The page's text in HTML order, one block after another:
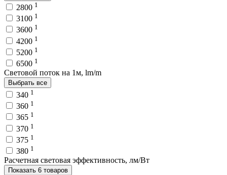
2800 1
3100 1
3600 1
4200 1
5200 1
6500 1
Световой поток на 1м, lm/m
Выбрать все
340 1
360 1
365 1
370 1
375 1
380 1
Расчетная световая эффективность, лм/Вт
Показать 6 товаров